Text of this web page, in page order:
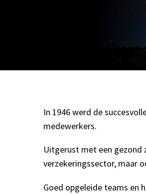
In 1946 werd de
medewerkers.
Uitgerust met een gezond
verzekeringssector, maar
Goed opgeleide teams en